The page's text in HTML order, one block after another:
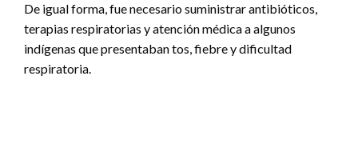
De igual forma, fue necesario suministrar antibióticos,
terapias respiratorias y atención médica a algunos
indígenas que presentaban tos, fiebre y dificultad
respiratoria.